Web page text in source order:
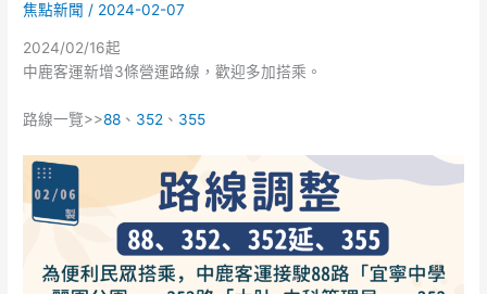
焦點新聞 / 2024-02-07
2024/02/16起
中鹿客運新增3條營運路線，歡迎多加搭乘。
路線一覽>>88 、 352 、 355